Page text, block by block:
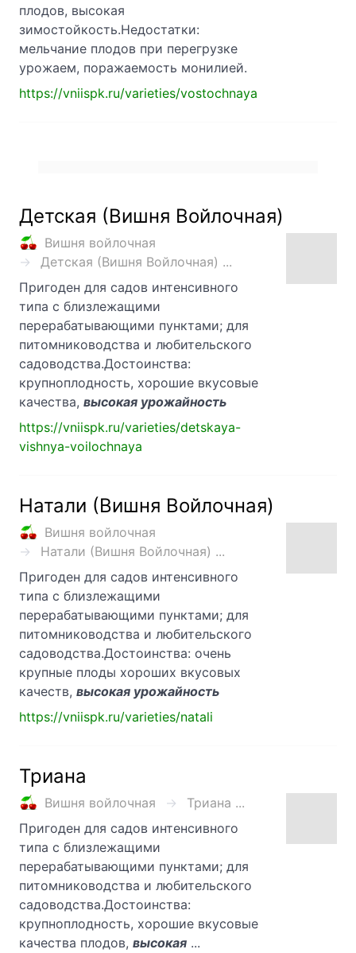
плодов, высокая
зимостойкость.Недостатки:
мельчание плодов при перегрузке
урожаем, поражаемость монилией.
https://vniispk.ru/varieties/vostochnaya
Детская (Вишня Войлочная)
Вишня войлочная
Детская (Вишня Войлочная) ...
Пригоден для садов интенсивного
типа с близлежащими
перерабатывающими пунктами; для
питомниководства и любительского
садоводства.Достоинства:
крупноплодность, хорошие вкусовые
качества, высокая урожайность
https://vniispk.ru/varieties/detskaya-
vishnya-voilochnaya
Натали (Вишня Войлочная)
Вишня войлочная
Натали (Вишня Войлочная) ...
Пригоден для садов интенсивного
типа с близлежащими
перерабатывающими пунктами; для
питомниководства и любительского
садоводства.Достоинства: очень
крупные плоды хороших вкусовых
качеств, высокая урожайность
https://vniispk.ru/varieties/natali
Триана
Вишня войлочная
Триана ...
Пригоден для садов интенсивного
типа с близлежащими
перерабатывающими пунктами; для
питомниководства и любительского
садоводства.Достоинства:
крупноплодность, хорошие вкусовые
качества плодов, высокая ...